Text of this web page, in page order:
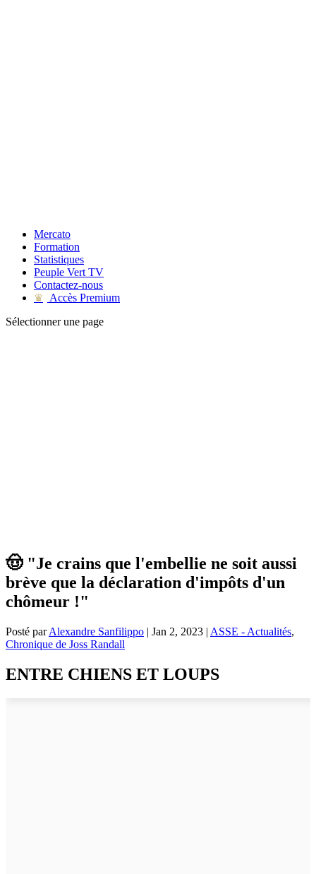
Mercato
Formation
Statistiques
Peuple Vert TV
Contactez-nous
♛
Accès Premium
Sélectionner une page
🤠 "Je crains que l'embellie ne soit aussi
brève que la déclaration d'impôts d'un
chômeur !"
Posté parAlexandre Sanfilippo | Jan 2, 2023 | ASSE - Actualités,
Chronique de Joss Randall
ENTRE CHIENS ET LOUPS